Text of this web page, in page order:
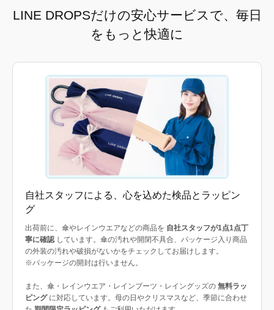
LINE DROPSだけの安心サービスで、毎日
をもっと快適に
自社スタッフによる、心を込めた検品とラッピン
グ
出荷前に、傘やレインウエアなどの商品を 自社スタッフが1点1点丁
寧に確認 しています。傘の汚れや開閉不具合、パッケージ入り商品
の外装の汚れや破損がないかをチェックしてお届けします。
※パッケージの開封は行いません。
また、傘・レインウエア・レインブーツ・レイングッズの 無料ラッ
ピングに対応しています。母の日やクリスマスなど、季節に合わせ